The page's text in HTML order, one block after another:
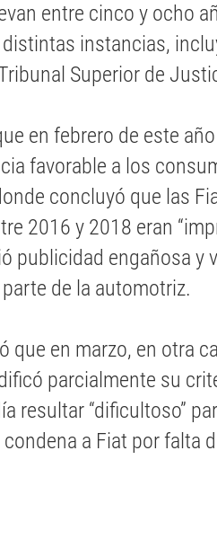
entre cinco y ocho
instancias,
Superior de
en febrero de este
favorable a los
concluyó que las
2016 y 2018 eran
publicidad engañosa y
de la automotriz.
que en marzo, en otra
parcialmente su
resultar “dificultoso”
a Fiat por falta